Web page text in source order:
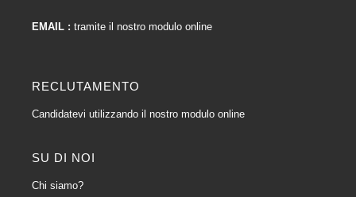
EMAIL : tramite il nostro modulo online
RECLUTAMENTO
Candidatevi utilizzando il nostro modulo online
SU DI NOI
Chi siamo?